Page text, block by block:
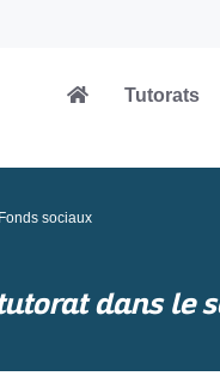
Tutorats
Fonds sociaux
dans le